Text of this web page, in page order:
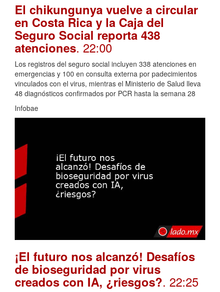
El chikungunya vuelve a circular
en Costa Rica y la Caja del
Seguro Social reporta 438
atenciones. 22:00
Los registros del seguro social incluyen 338 atenciones en
emergencias y 100 en consulta externa por padecimientos
vinculados con el virus, mientras el Ministerio de Salud lleva
48 diagnósticos confirmados por PCR hasta la semana 28
Infobae
¡El futuro nos alcanzó! Desafíos
de bioseguridad por virus
creados con IA, ¿riesgos?. 22:25